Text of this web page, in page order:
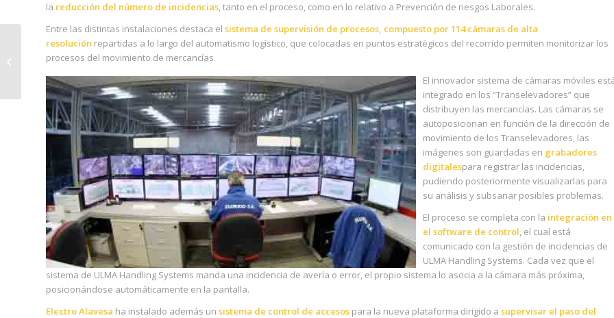
la reducción del número de incidencias, tanto en el proceso, como en lo relativo a Prevención de riesgos Laborales.
Entre las distintas instalaciones destaca el sistema de supervisión de procesos, compuesto por 114 cámaras de alta
resolución repartidas a lo largo del automatismo logístico, que colocadas en puntos estratégicos del recorrido permiten monitorizar los
procesos del movimiento de mercancías.
El innovador sistema de cámaras móviles
integrado en los “Transelevadores” que
distribuyen las mercancías. Las cámaras se
autoposicionan en función de la dirección de
movimiento de los Transelevadores, las
imágenes son guardadas en grabadores
digitalespara registrar las incidencias,
pudiendo posteriormente visualizarlas para
su análisis y subsanar posibles problemas.
El proceso se completa con la integración en
el software de control , el cual está
comunicado con la gestión de incidencias de
ULMA Handling Systems. Cada vez que el
sistema de ULMA Handling Systems manda una incidencia de avería o error, el propio sistema lo asocia a la cámara más próxima,
posicionándose automáticamente en la pantalla.
Electro Alavesa ha instalado además un sistema de control de accesos para la nueva plataforma dirigido a supervisar el paso del
Formar parte de
Electro Alavesa puede
tener premio